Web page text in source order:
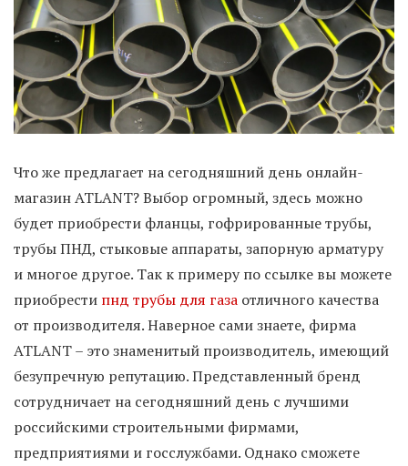
Что же предлагает на сегодняшний день онлайн-
магазин ATLANT? Выбор огромный, здесь можно
будет приобрести фланцы, гофрированные трубы,
трубы ПНД, стыковые аппараты, запорную арматуру
и многое другое. Так к примеру по ссылке вы можете
приобрести пнд трубы для газа отличного качества
от производителя. Наверное сами знаете, фирма
ATLANT – это знаменитый производитель, имеющий
безупречную репутацию. Представленный бренд
сотрудничает на сегодняшний день с лучшими
российскими строительными фирмами,
предприятиями и госслужбами. Однако сможете